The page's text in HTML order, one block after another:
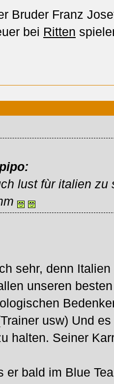
Bruder Franz
bei Ritten
lust fùr italien
sehr, denn
unseren
usw) Und
halten. Seiner
er bald im Blue